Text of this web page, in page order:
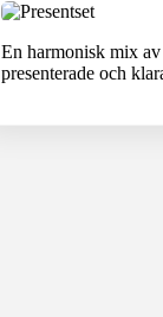
En harmonisk mix
presenterade och